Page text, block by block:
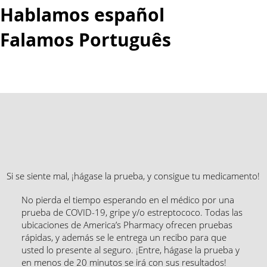
Hablamos español
Falamos Português​
Si se siente mal, ¡hágase la prueba, y consigue tu medicamento!
No pierda el tiempo esperando en el médico por una
prueba de COVID-19, gripe y/o estreptococo. Todas las
ubicaciones de America’s Pharmacy ofrecen pruebas
rápidas, y además se le entrega un recibo para que
usted lo presente al seguro. ¡Entre, hágase la prueba y
en menos de 20 minutos se irá con sus resultados!